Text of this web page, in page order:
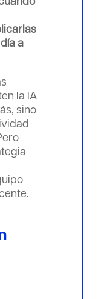
a
la IA
sino